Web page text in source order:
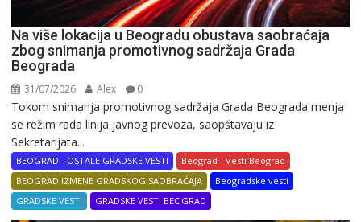
Na više lokacija u Beogradu obustava saobraćaja
zbog snimanja promotivnog sadržaja Grada
Beograda
31/07/2026 Alex 0
Tokom snimanja promotivnog sadržaja Grada Beograda menja
se režim rada linija javnog prevoza, saopštavaju iz
Sekretarijata...
BEOGRAD - OSTALE GRADSKE VESTI
Beograd - Vesti Beograd
BEOGRAD IZMENE GRADSKOG SAOBRAĆAJA
Beogradske vesti
GRADSKE VESTI
GRADSKE VESTI BEOGRAD